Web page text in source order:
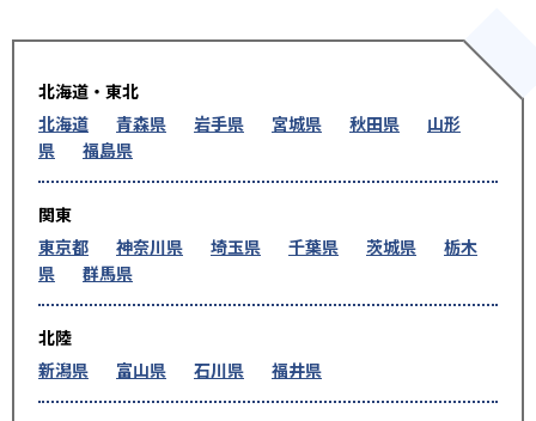
北海道・東北
北海道
青森県 岩手県 宮城県 秋田県
山形
県
福島県
関東
東京都
神奈川県 埼玉県 千葉県 茨城県
栃木
県
群馬県
北陸
新潟県
富山県 石川県 福井県